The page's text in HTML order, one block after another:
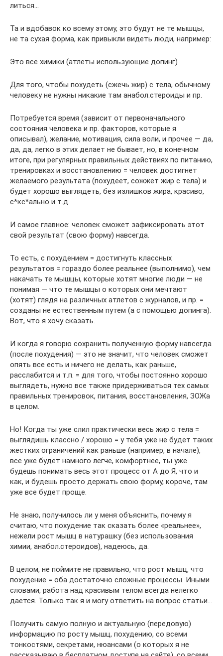
литься…
Та и вдобавок ко всему этому, это будут не те мышцы,
не та сухая форма, как привыкли видеть люди, например:
Это все химики (атлеты использующие допинг)
Для того, чтобы похудеть (сжечь жир) с тела, обычному
человеку не нужны никакие там анабол.стероиды и пр.
Потребуется время (зависит от первоначального
состояния человека и пр. факторов, которые я
описывал), желание, мотивация, сила воли, и прочее — да,
да, да, легко в этих делает не бывает, но, в конечном
итоге, при регулярных правильных действиях по питанию,
тренировках и восстановлению = человек достигнет
желаемого результата (похудеет, сожжет жир с тела) и
будет хорошо выглядеть, без излишков жира, красиво,
с*кс*ально и т.д.
И самое главное: человек сможет зафиксировать этот
свой результат (свою форму) навсегда.
То есть, с похудением = достигнуть классных
результатов = гораздо более реальнее (выполнимо), чем
накачать те мышцы, которые хотят многие люди — не
понимая — что те мышцы о которых они мечтают
(хотят) глядя на различных атлетов с журналов, и пр. =
созданы не естественным путем (а с помощью допинга).
Вот, что я хочу сказать.
И когда я говорю сохранить полученную форму навсегда
(после похудения) — это не значит, что человек сможет
опять все есть и ничего не делать, как раньше,
расслабится и т.п. = для того, чтобы постоянно хорошо
выглядеть, нужно все также придерживаться тех самых
правильных тренировок, питания, восстановления, ЗОЖа
в целом.
Но! Когда ты уже слил практически весь жир с тела =
выглядишь классно / хорошо = у тебя уже не будет таких
жестких ограничений как раньше (например, в начале),
все уже будет намного легче, комфортнее, ты уже
будешь понимать весь этот процесс от А до Я, что и
как, и будешь просто держать свою форму, короче, там
уже все будет проще.
Не знаю, получилось ли у меня объяснить, почему я
считаю, что похудение так сказать более «реальнее»,
нежели рост мышц в натурашку (без использования
химии, анабол.стероидов), надеюсь, да.
В целом, не поймите не правильно, что рост мышц, что
похудение = оба достаточно сложные процессы. Иными
словами, работа над красивым телом всегда нелегко
дается. Только так я и могу ответить на вопрос статьи…
Получить самую полную и актуальную (передовую)
информацию по росту мышц, похудению, со всеми
тонкостями, секретами, нюансами (о которых я не